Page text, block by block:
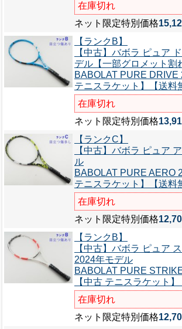
在庫切れ
ネット限定特別価格
【ランクB】
【中古】バボラ ピュア
デル【一部グロメット割
BABOLAT PURE DRIVE
テニスラケット】【送料
在庫切れ
ネット限定特別価格
【ランクC】
【中古】バボラ ピュア
ル
BABOLAT PURE AERO
テニスラケット】【送料
在庫切れ
ネット限定特別価格
【ランクB】
【中古】バボラ ピュア
2024年モデル
BABOLAT PURE
【中古 テニスラケット】
在庫切れ
ネット限定特別価格